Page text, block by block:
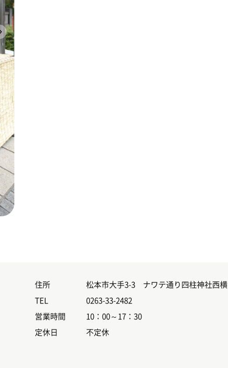
住所
松本市大手3-3 ナワテ通り四柱神社西横
TEL
0263-33-2482
営業時間
10：00～17：30
定休日
不定休